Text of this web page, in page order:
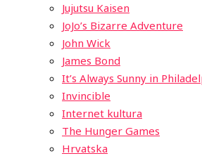
Jujutsu Kaisen
JoJo’s Bizarre Adventure
John Wick
James Bond
It’s Always Sunny in
Invincible
Internet kultura
The Hunger Games
Hrvatska